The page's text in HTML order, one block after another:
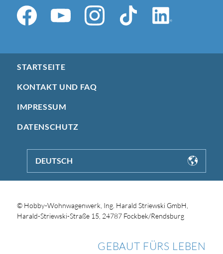
STARTSEITE
KONTAKT UND FAQ
IMPRESSUM
DATENSCHUTZ
DEUTSCH
© Hobby-Wohnwagenwerk, Ing. Harald Striewski GmbH,
Harald-Striewski-Straße 15, 24787 Fockbek/Rendsburg
GEBAUT FÜRS LEBEN